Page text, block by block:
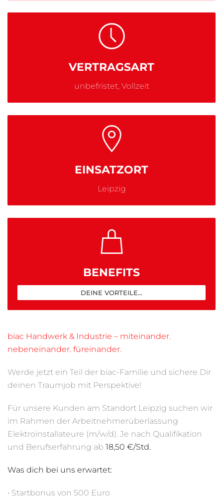
VERTRAGSART
unbefristet, Vollzeit
EINSATZORT
Leipzig
BENEFITS
DEINE VORTEILE...
biac Handwerk & Industrie – miteinander.
nebeneinander. füreinander.
Werde jetzt ein Teil der biac-Familie und sichere Dir
deinen Traumjob mit Perspektive!
Für unsere Kunden am Standort Leipzig suchen wir
im Rahmen der Arbeitnehmerüberlassung
Elektroinstallateure (m/w/d). Je nach Qualifikation
und Berufserfahrung ab 18,50 €/Std.
Was dich bei uns erwartet:
• Startbonus von 500 Euro